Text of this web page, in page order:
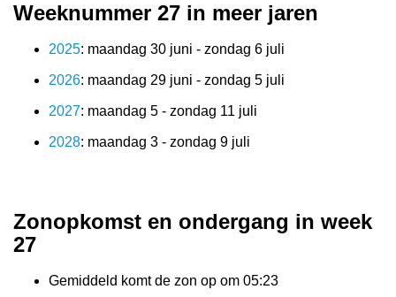
Weeknummer 27 in meer jaren
2025: maandag 30 juni - zondag 6 juli
2026: maandag 29 juni - zondag 5 juli
2027: maandag 5 - zondag 11 juli
2028: maandag 3 - zondag 9 juli
Zonopkomst en ondergang in week
27
Gemiddeld komt de zon op om 05:23